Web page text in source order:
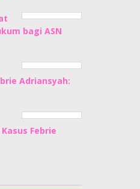
bagi ASN
Adriansyah:
Febrie